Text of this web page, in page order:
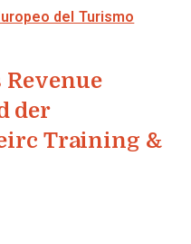
del Turismo
der
Training &